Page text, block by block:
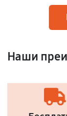
Наши